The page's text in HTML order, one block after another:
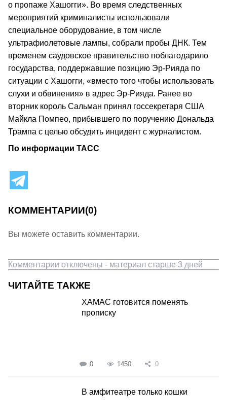
о пропаже Хашогги». Во время следственных
мероприятий криминалисты использовали
специальное оборудование, в том числе
ультрафиолетовые лампы, собрали пробы ДНК. Тем
временем саудовское правительство поблагодарило
государства, поддержавшие позицию Эр-Рияда по
ситуации с Хашогги, «вместо того чтобы использовать
слухи и обвинения» в адрес Эр-Рияда. Ранее во
вторник король Сальман принял госсекретаря США
Майкла Помпео, прибывшего по поручению Дональда
Трампа с целью обсудить инцидент с журналистом.
По информации ТАСС
КОММЕНТАРИИ(0)
Вы можете оставить комментарии.
Комментарии отключены - материал старше 3 дней
ЧИТАЙТЕ ТАКЖЕ
ХАМАС готовится поменять
прописку
0 1450 0
В амфитеатре только кошки